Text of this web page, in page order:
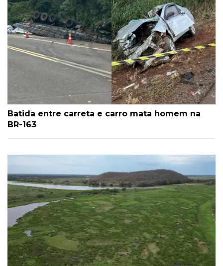
Batida entre carreta e carro mata homem na
BR-163